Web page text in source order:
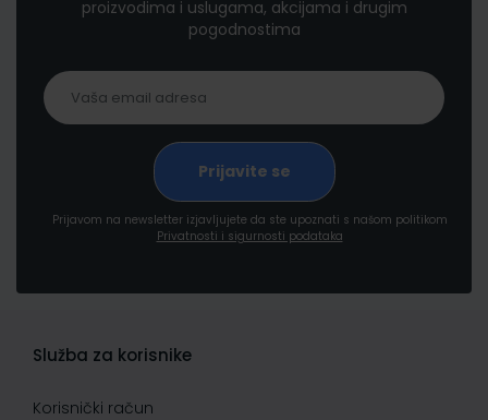
proizvodima i uslugama, akcijama i drugim
pogodnostima
Prijavom na newsletter izjavljujete da ste upoznati s našom politikom
Privatnosti i sigurnosti podataka
Služba za korisnike
Korisnički račun